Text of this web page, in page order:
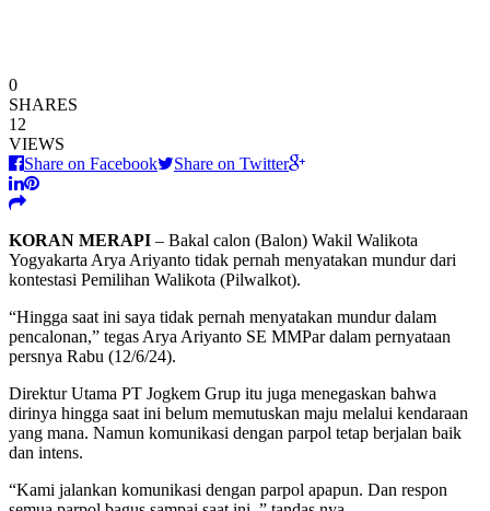
0
SHARES
12
VIEWS
Share on Facebook
Share on Twitter
KORAN MERAPI – Bakal calon (Balon) Wakil Walikota
Yogyakarta Arya Ariyanto tidak pernah menyatakan mundur dari
kontestasi Pemilihan Walikota (Pilwalkot).
“Hingga saat ini saya tidak pernah menyatakan mundur dalam
pencalonan,” tegas Arya Ariyanto SE MMPar dalam pernyataan
persnya Rabu (12/6/24).
Direktur Utama PT Jogkem Grup itu juga menegaskan bahwa
dirinya hingga saat ini belum memutuskan maju melalui kendaraan
yang mana. Namun komunikasi dengan parpol tetap berjalan baik
dan intens.
“Kami jalankan komunikasi dengan parpol apapun. Dan respon